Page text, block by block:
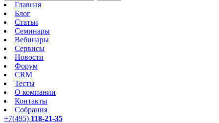
Главная
Блог
Статьи
Семинары
Вебинары
Сервисы
Новости
Форум
CRM
Тесты
О компании
Контакты
Собрания
+7(495) 118-21-35